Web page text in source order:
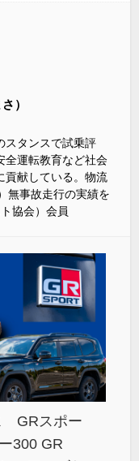
）
スタンスで試乗評
全運転教育など社会
貢献している。物流
無事故走行の実績を
協会）会員
GRスポー
300 GR